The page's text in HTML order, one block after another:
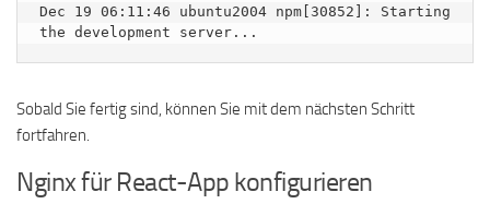
Dec 19 06:11:46 ubuntu2004 npm[30852]: Starting
Sobald Sie fertig sind, können Sie mit dem nächsten Schritt
fortfahren.
Nginx für React-App konfigurieren